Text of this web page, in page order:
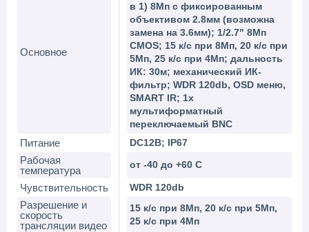
Основное
в 1) 8Мп с фиксированным
объективом 2.8мм (возможна
замена на 3.6мм); 1/2.7" 8Mп
CMOS; 15 к/с при 8Мп, 20 к/с при
5Мп, 25 к/с при 4Мп; дальность
ИК: 30м; механический ИК-
фильтр; WDR 120db, OSD меню,
SMART IR; 1x
мультиформатный
переключаемый BNC
Питание DC12В; IP67
Рабочая
температура
от -40 до +60 С
Чувствительность WDR 120db
Разрешение и
скорость
трансляции видео
15 к/с при 8Мп, 20 к/с при 5Мп,
25 к/с при 4Мп